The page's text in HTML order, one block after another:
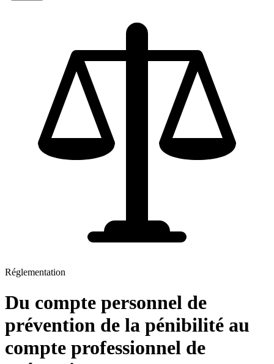
Réglementation
Du compte personnel de
prévention de la pénibilité au
compte professionnel de